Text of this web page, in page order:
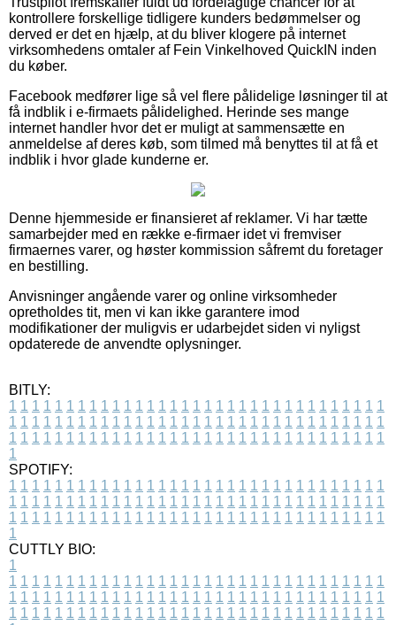
kontrollere forskellige tidligere kunders bedømmelser og
derved er det en hjælp, at du bliver klogere på internet
virksomhedens omtaler af Fein Vinkelhoved QuickIN inden
du køber.
Facebook medfører lige så vel flere pålidelige løsninger til at
få indblik i e-firmaets pålidelighed. Herinde ses mange
internet handler hvor det er muligt at sammensætte en
anmeldelse af deres køb, som tilmed må benyttes til at få et
indblik i hvor glade kunderne er.
Denne hjemmeside er finansieret af reklamer. Vi har tætte
samarbejder med en række e-firmaer idet vi fremviser
firmaernes varer, og høster kommission såfremt du foretager
en bestilling.
Anvisninger angående varer og online virksomheder
opretholdes tit, men vi kan ikke garantere imod
modifikationer der muligvis er udarbejdet siden vi nyligst
opdaterede de anvendte oplysninger.
BITLY:
1 1 1 1 1 1 1 1 1 1 1 1 1 1 1 1 1 1 1 1 1 1 1 1 1 1 1 1 1 1 1 1 1
1 1 1 1 1 1 1 1 1 1 1 1 1 1 1 1 1 1 1 1 1 1 1 1 1 1 1 1 1 1 1 1 1
1 1 1 1 1 1 1 1 1 1 1 1 1 1 1 1 1 1 1 1 1 1 1 1 1 1 1 1 1 1 1 1 1
1
SPOTIFY:
1 1 1 1 1 1 1 1 1 1 1 1 1 1 1 1 1 1 1 1 1 1 1 1 1 1 1 1 1 1 1 1 1
1 1 1 1 1 1 1 1 1 1 1 1 1 1 1 1 1 1 1 1 1 1 1 1 1 1 1 1 1 1 1 1 1
1 1 1 1 1 1 1 1 1 1 1 1 1 1 1 1 1 1 1 1 1 1 1 1 1 1 1 1 1 1 1 1 1
1
CUTTLY BIO:
1
1 1 1 1 1 1 1 1 1 1 1 1 1 1 1 1 1 1 1 1 1 1 1 1 1 1 1 1 1 1 1 1 1
1 1 1 1 1 1 1 1 1 1 1 1 1 1 1 1 1 1 1 1 1 1 1 1 1 1 1 1 1 1 1 1 1
1 1 1 1 1 1 1 1 1 1 1 1 1 1 1 1 1 1 1 1 1 1 1 1 1 1 1 1 1 1 1 1 1